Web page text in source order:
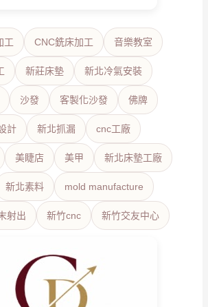
工 CNC銑床加工 音樂教室
新莊床墊 新北冷氣安裝
沙發 客製化沙發 佛牌
計 新北抓漏 cnc工廠
美睫店 美甲 新北床墊工廠
新北素料 mold manufacture
射出 新竹cnc 新竹交友中心